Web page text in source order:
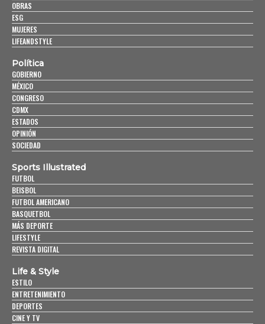
OBRAS
ESG
MUJERES
LIFEANDSTYLE
Política
GOBIERNO
MÉXICO
CONGRESO
CDMX
ESTADOS
OPINIÓN
SOCIEDAD
Sports Illustrated
FUTBOL
BEISBOL
FUTBOL AMERICANO
BASQUETBOL
MÁS DEPORTE
LIFESTYLE
REVISTA DIGITAL
Life & Style
ESTILO
ENTRETENIMIENTO
DEPORTES
CINE Y TV